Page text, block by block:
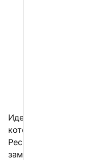
Идентичную картину
которые приняли
Респонденты отвечали
замещения систем